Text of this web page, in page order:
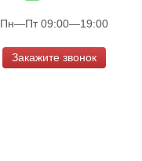
Пн—Пт 09:00—19:00
Закажите звонок